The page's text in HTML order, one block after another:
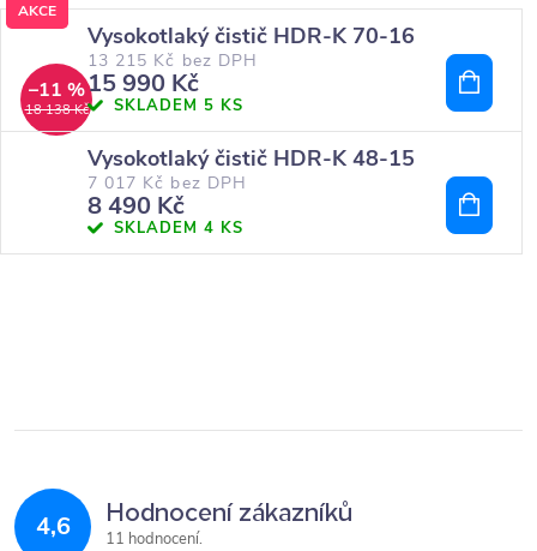
AKCE
18 138 Kč
–11 %
Vysokotlaký čistič HDR-K 70-16
13 215 Kč bez DPH
15 990 Kč
SKLADEM 5 KS
Vysokotlaký čistič HDR-K 48-15
7 017 Kč bez DPH
8 490 Kč
SKLADEM 4 KS
4,6 Hodnocení zákazníků
11 hodnocení